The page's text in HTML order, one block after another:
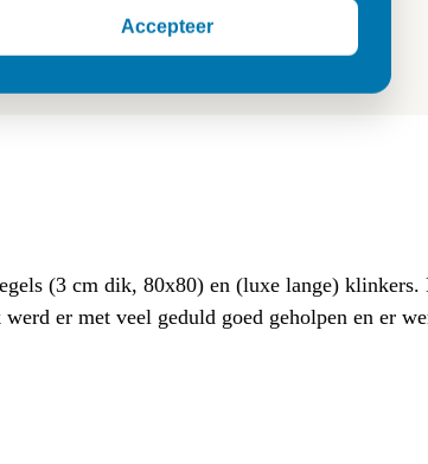
van onze klanten
(3 cm dik, 80x80) en (luxe lange)
er met veel geduld goed geholpen en er
Accepteer